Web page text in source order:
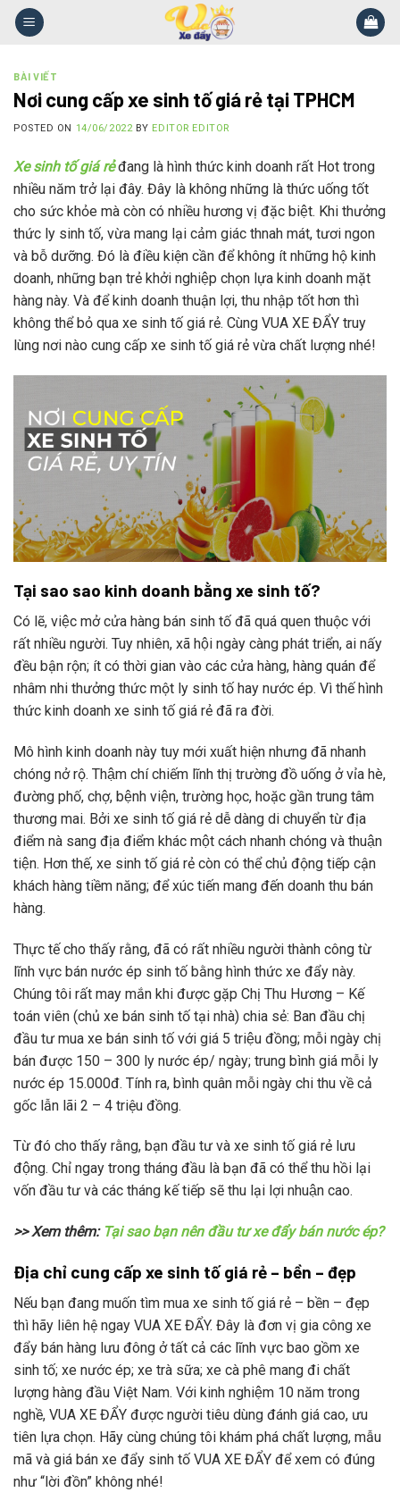
Skip
BÀI VIẾT
Nơi cung cấp xe sinh tố giá rẻ tại TPHCM
POSTED ON 14/06/2022BY EDITOR EDITOR
Xe sinh tố giá rẻđang là hình thức kinh doanh rất Hot trong
nhiều năm trở lại đây. Đây là không những là thức uống tốt
cho sức khỏe mà còn có nhiều hương vị đặc biệt. Khi thưởng
thức ly sinh tố, vừa mang lại cảm giác thnah mát, tươi ngon
và bỗ dưỡng. Đó là điều kiện cần để không ít những hộ kinh
doanh, những bạn trẻ khởi nghiệp chọn lựa kinh doanh mặt
hàng này. Và để kinh doanh thuận lợi, thu nhập tốt hơn thì
không thể bỏ qua xe sinh tố giá rẻ. Cùng VUA XE ĐẨY truy
lùng nơi nào cung cấp xe sinh tố giá rẻ vừa chất lượng nhé!
Tại sao sao kinh doanh bằng xe sinh tố?
Có lẽ, việc mở cửa hàng bán sinh tố đã quá quen thuộc với
rất nhiều người. Tuy nhiên, xã hội ngày càng phát triển, ai nấy
đều bận rộn; ít có thời gian vào các cửa hàng, hàng quán để
nhâm nhi thưởng thức một ly sinh tố hay nước ép. Vì thế hình
thức kinh doanh xe sinh tố giá rẻ đã ra đời.
Mô hình kinh doanh này tuy mới xuất hiện nhưng đã nhanh
chóng nở rộ. Thậm chí chiếm lĩnh thị trường đồ uống ở vỉa hè,
đường phố, chợ, bệnh viện, trường học, hoặc gần trung tâm
thương mai. Bởi xe sinh tố giá rẻ dễ dàng di chuyển từ địa
điểm nà sang địa điểm khác một cách nhanh chóng và thuận
tiện. Hơn thế, xe sinh tố giá rẻ còn có thể chủ động tiếp cận
khách hàng tiềm năng; để xúc tiến mang đến doanh thu bán
hàng.
Thực tế cho thấy rằng, đã có rất nhiều người thành công từ
lĩnh vực bán nước ép sinh tố bằng hình thức xe đẩy này.
Chúng tôi rất may mắn khi được gặp Chị Thu Hương – Kế
toán viên (chủ xe bán sinh tố tại nhà) chia sẻ: Ban đầu chị
đầu tư mua xe bán sinh tố với giá 5 triệu đồng; mỗi ngày chị
bán được 150 – 300 ly nước ép/ ngày; trung bình giá mỗi ly
nước ép 15.000đ. Tính ra, bình quân mỗi ngày chi thu về cả
gốc lẫn lãi 2 – 4 triệu đồng.
Từ đó cho thấy rằng, bạn đầu tư và xe sinh tố giá rẻ lưu
động. Chỉ ngay trong tháng đầu là bạn đã có thể thu hồi lại
vốn đầu tư và các tháng kế tiếp sẽ thu lại lợi nhuận cao.
>> Xem thêm: Tại sao bạn nên đầu tư xe đẩy bán nước ép?
Địa chỉ cung cấp xe sinh tố giá rẻ – bền – đẹp
Nếu bạn đang muốn tìm mua xe sinh tố giá rẻ – bền – đẹp
thì hãy liên hệ ngay VUA XE ĐẨY. Đây là đơn vị gia công xe
đẩy bán hàng lưu đông ở tất cả các lĩnh vực bao gồm xe
sinh tố; xe nước ép; xe trà sữa; xe cà phê mang đi chất
lượng hàng đầu Việt Nam. Với kinh nghiệm 10 năm trong
nghề, VUA XE ĐẨY được người tiêu dùng đánh giá cao, ưu
tiên lựa chọn. Hãy cùng chúng tôi khám phá chất lượng, mẫu
mã và giá bán xe đẩy sinh tố VUA XE ĐẨY để xem có đúng
như “lời đồn” không nhé!